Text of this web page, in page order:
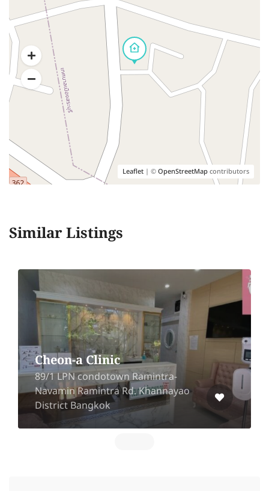
Leaflet | ©OpenStreetMapcontributors
Similar Listings
Mr.Big Wellness
161/11 Soi Thonglor 9, Khlong Tan
Nuea, Watthana, Bangkok 10110